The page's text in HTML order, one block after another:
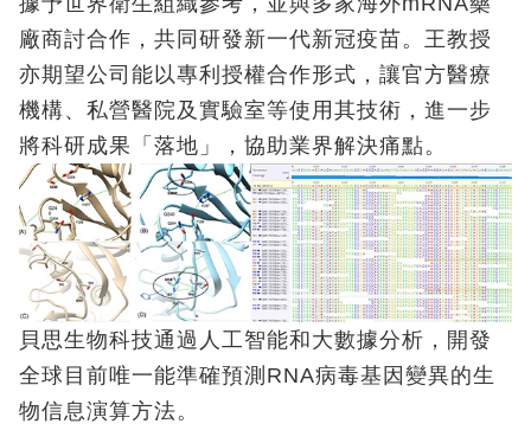
廠商討合作，共同研發新一代新冠疫苗。王教授
亦期望公司能以專利授權合作形式，讓官方醫療
機構、私營醫院及實驗室等使用其技術，進一步
將科研成果「落地」，協助業界解決痛點。
貝思生物科技通過人工智能和大數據分析，開發
全球目前唯一能準確預測RNA病毒基因變異的生
物信息演算方法。